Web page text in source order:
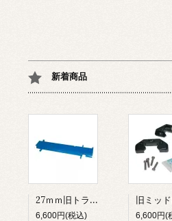
新着商品
27ｍｍ旧トラック用 カーローダー
6,600円(税込) 6,600円(